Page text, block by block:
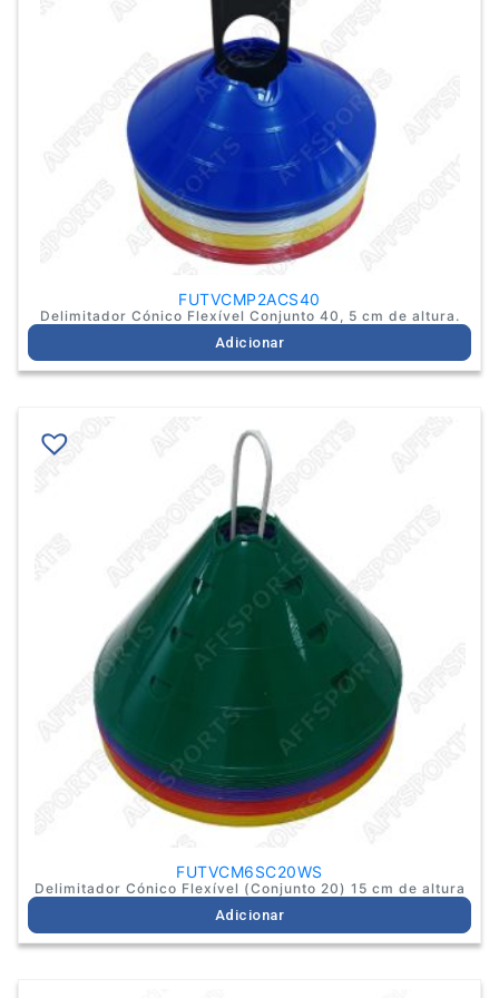
FUTVCMP2ACS40
Delimitador Cónico Flexível Conjunto 40, 5 cm de altura.
Adicionar
FUTVCM6SC20WS
Delimitador Cónico Flexível (Conjunto 20) 15 cm de altura
Adicionar